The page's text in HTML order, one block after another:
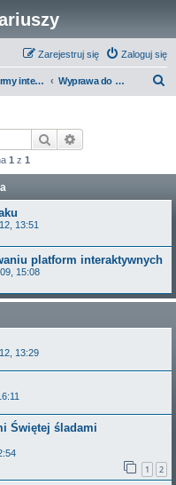
Zaloguj się
Zarejestruj się
Platformy interaktywne - Miejsca związane z Templariuszami Wyprawa do Terra Sancta
Szukaj
1 z 1
13:51
platform interaktywnych
15:08
13:29
Świętej śladami
1 2